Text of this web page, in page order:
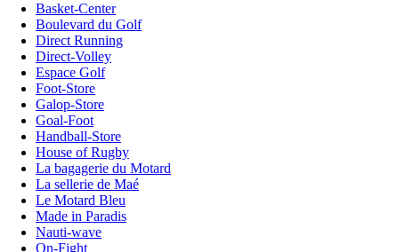
Basket-Center
Boulevard du Golf
Direct Running
Direct-Volley
Espace Golf
Foot-Store
Galop-Store
Goal-Foot
Handball-Store
House of Rugby
La bagagerie du Motard
La sellerie de Maé
Le Motard Bleu
Made in Paradis
Nauti-wave
On-Fight